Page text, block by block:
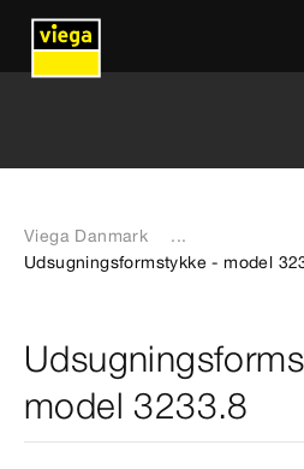
Viega Danmark
...
Udsugningsformstykke - model
model 3233.8